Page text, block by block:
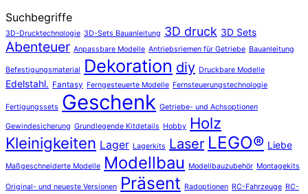
Suchbegriffe
3D-Drucktechnologie 3D-Sets Bauanleitung 3D druck 3D Sets
Abenteuer Anpassbare Modelle Antriebsriemen für Getriebe Bauanleitung
Befestigungsmaterial Dekoration diy Druckbare Modelle
Edelstahl. Fantasy Ferngesteuerte Modelle Fernsteuerungstechnologie
Fertigungssets Geschenk Getriebe- und Achsoptionen
Gewindesicherung Grundlegende Kitdetails Hobby Holz
Kleinigkeiten Lager Lagerkits Laser LEGO® Liebe
Maßgeschneiderte Modelle Modellbau Modellbauzubehör Montagekits
Original- und neueste Versionen Präsent Radoptionen RC-Fahrzeuge RC-